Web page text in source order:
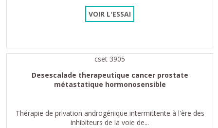
VOIR L'ESSAI
cset 3905
Desescalade therapeutique cancer prostate
métastatique hormonosensible
Thérapie de privation androgénique intermittente à l'ère des
inhibiteurs de la voie de...